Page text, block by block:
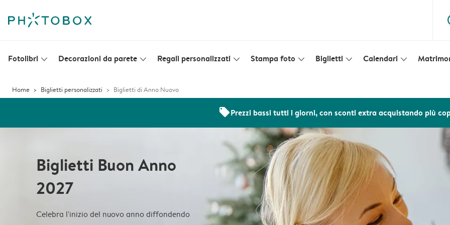
Fotolibri slim_arrow_down Decorazioni da parete slim_arrow_down Regali personalizzati slim_arrow_down Stampa foto slim_arrow_down Biglietti slim_arrow_down Calendari slim_arrow_down
Home Biglietti personalizzati Biglietti di Anno Nuovo
offersPrezzi bassi tutti i giorni, con sconti extra acquistando più
Biglietti Buon Anno
2027
Celebra l'inizio del nuovo anno diffondendo